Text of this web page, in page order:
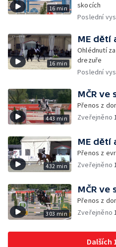
16 min
skocích
Poslední
16 min
ME dětí
Ohlédnutí
drezuře
Poslední
443 min
MČR
Přenos z
Zveřejněno
432 min
ME dětí
Přenos z
Zveřejněno
303 min
MČR
Přenos z
Zveřejněno
Dalších